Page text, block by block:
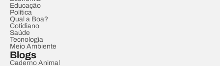
Educação
Política
Qual a Boa?
Cotidiano
Saúde
Tecnologia
Meio Ambiente
Blogs
Caderno Animal